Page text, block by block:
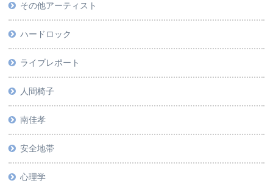
その他アーティスト
ハードロック
ライブレポート
人間椅子
南佳孝
安全地帯
心理学